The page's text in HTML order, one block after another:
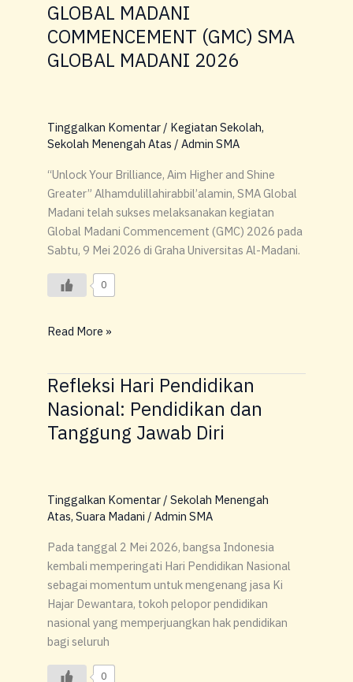
GLOBAL MADANI
COMMENCEMENT (GMC) SMA
GLOBAL MADANI 2026
Tinggalkan Komentar / Kegiatan Sekolah,
Sekolah Menengah Atas / Admin SMA
“Unlock Your Brilliance, Aim Higher and Shine
Greater” Alhamdulillahirabbil’alamin, SMA Global
Madani telah sukses melaksanakan kegiatan
Global Madani Commencement (GMC) 2026 pada
Sabtu, 9 Mei 2026 di Graha Universitas Al-Madani.
0
Read More »
Refleksi Hari Pendidikan
Nasional: Pendidikan dan
Tanggung Jawab Diri
Tinggalkan Komentar / Sekolah Menengah
Atas, Suara Madani / Admin SMA
Pada tanggal 2 Mei 2026, bangsa Indonesia
kembali memperingati Hari Pendidikan Nasional
sebagai momentum untuk mengenang jasa Ki
Hajar Dewantara, tokoh pelopor pendidikan
nasional yang memperjuangkan hak pendidikan
bagi seluruh
0
Refleksi
Hari
Pendidikan
Nasional:
Tanggung
Jawab